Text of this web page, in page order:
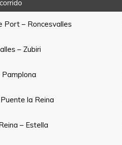
Port – Roncesvalles
– Zubiri
Pamplona
la Reina
– Estella